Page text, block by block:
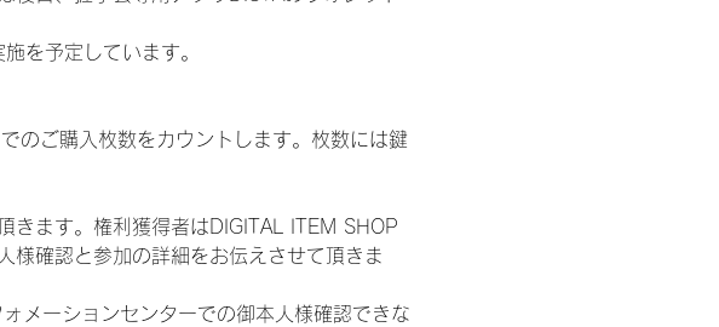
を予定しています。
のご購入枚数をカウントします。枚数には鍵
きます。権利獲得者はDIGITAL ITEM SHOP
様確認と参加の詳細をお伝えさせて頂きま
メーションセンターでの御本人様確認できな